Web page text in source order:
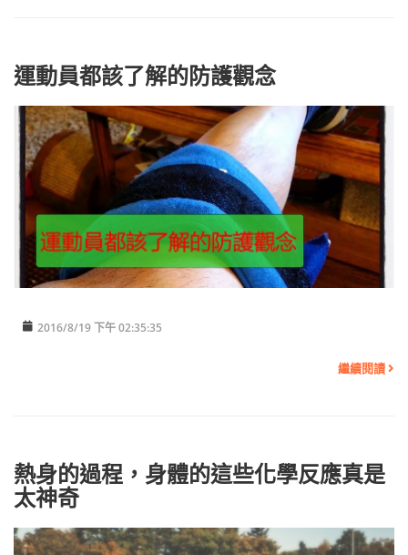
運動員都該了解的防護觀念
2016/8/19 下午 02:35:35
繼續閱讀
熱身的過程，身體的這些化學反應真是
太神奇